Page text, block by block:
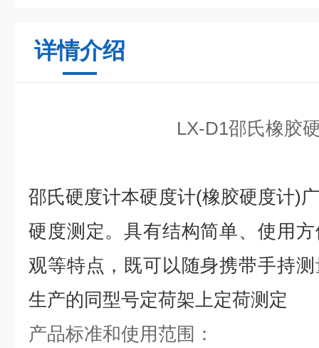
详情介绍
LX-D1邵氏橡胶
邵氏硬度计本硬度计(橡胶硬度计)
硬度测定。具有结构简单、使用
观等特点，既可以随身携带手持
生产的同型号定荷架上定荷测定
产品标准和使用范围：